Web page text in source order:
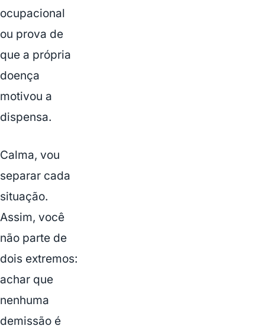
ocupacional
ou prova de
que a própria
doença
motivou a
dispensa.
Calma, vou
separar cada
situação.
Assim, você
não parte de
dois extremos:
achar que
nenhuma
demissão é